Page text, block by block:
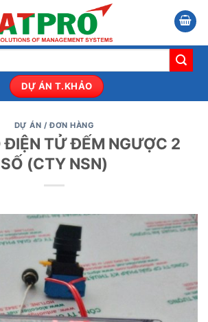
DỰ ÁN T.KHẢO
DỰ ÁN / ĐƠN HÀNG
ĐIỆN TỬ ĐẾM NGƯỢC 2
SỐ (CTY NSN)